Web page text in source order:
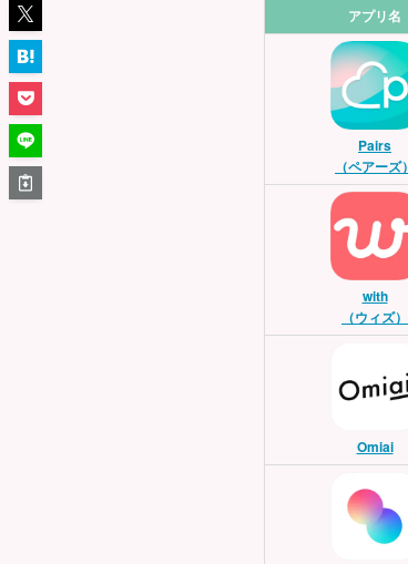
アプリ名
Pairs
（ペアーズ）
with
（ウィズ）
Omiai